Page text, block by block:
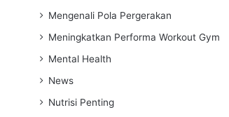
Mengenali Pola Pergerakan
Meningkatkan Performa Workout Gym
Mental Health
News
Nutrisi Penting